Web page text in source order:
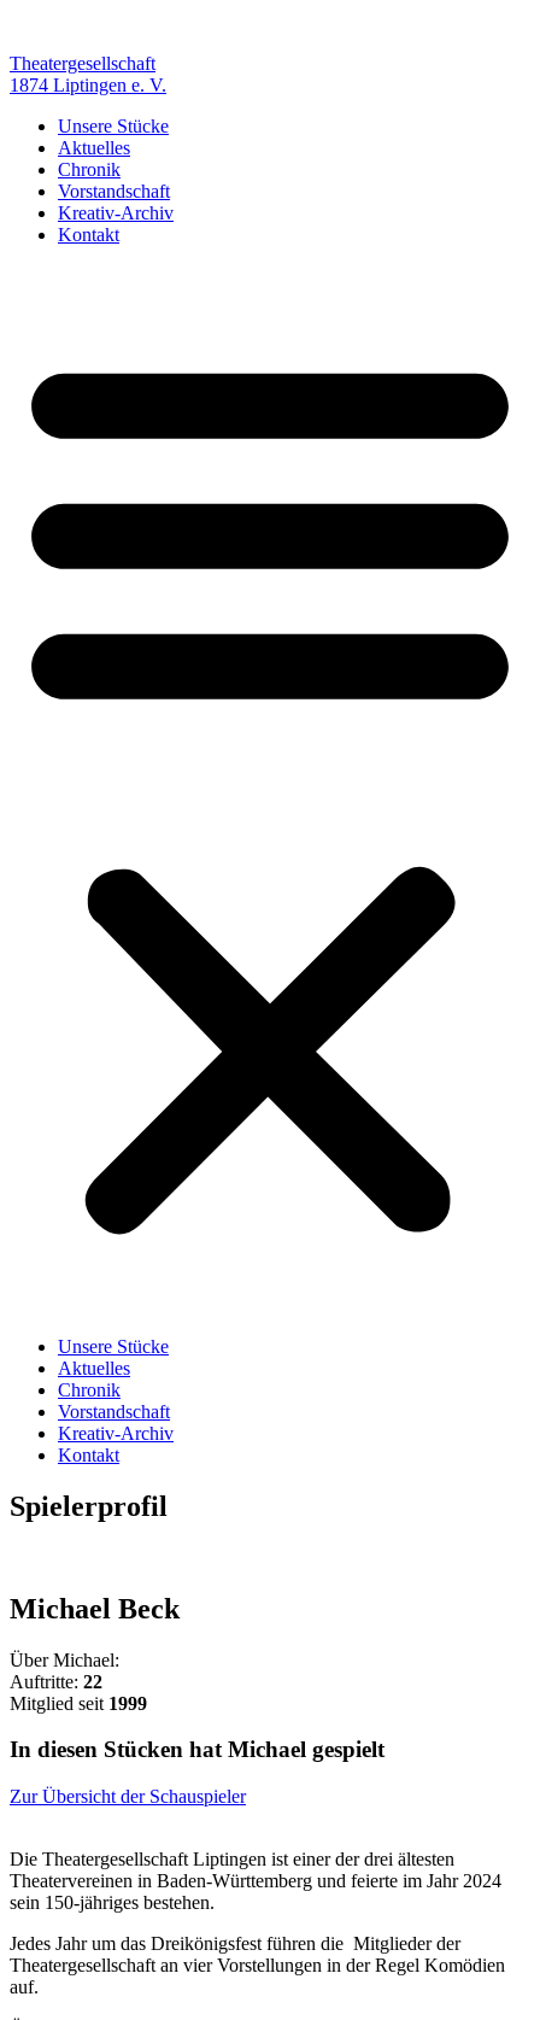
springen
Theatergesellschaft
1874 Liptingen e. V.
Unsere Stücke
Aktuelles
Chronik
Vorstandschaft
Kreativ-Archiv
Kontakt
Unsere Stücke
Aktuelles
Chronik
Vorstandschaft
Kreativ-Archiv
Kontakt
Spielerprofil
Michael Beck
Über Michael:
Auftritte: 22
Mitglied seit 1999
In diesen Stücken hat Michael gespielt
Zur Übersicht der Schauspieler
Die Theatergesellschaft Liptingen ist einer der drei ältesten
Theatervereinen in Baden-Württemberg und feierte im Jahr 2024
sein 150-jähriges bestehen.
Jedes Jahr um das Dreikönigsfest führen die Mitglieder der
Theatergesellschaft an vier Vorstellungen in der Regel Komödien
auf.